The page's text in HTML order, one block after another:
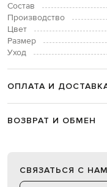
Состав
Производство
Цвет
Размер
Уход
ОПЛАТА И
ВОЗВРАТ И ОБМЕН
СВЯЗАТЬСЯ С